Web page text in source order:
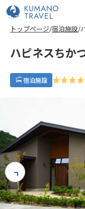
トップページ 宿泊施設
ハピネスちか
宿泊施設